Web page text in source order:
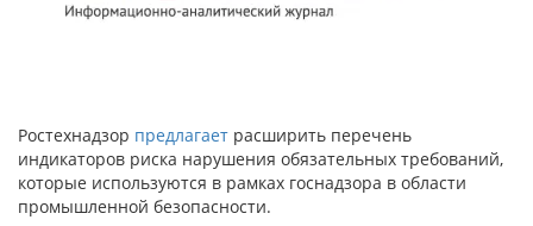
Ростехнадзор предлагает расширить перечень
индикаторов риска нарушения обязательных требований,
которые используются в рамках госнадзора в области
промышленной безопасности.